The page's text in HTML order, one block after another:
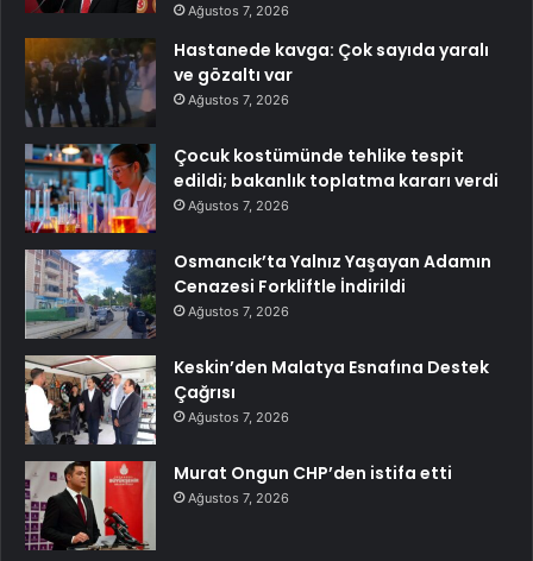
Ağustos 7, 2026
Hastanede kavga: Çok sayıda yaralı
ve gözaltı var
Ağustos 7, 2026
Çocuk kostümünde tehlike tespit
edildi; bakanlık toplatma kararı verdi
Ağustos 7, 2026
Osmancık’ta Yalnız Yaşayan Adamın
Cenazesi Forkliftle İndirildi
Ağustos 7, 2026
Keskin’den Malatya Esnafına Destek
Çağrısı
Ağustos 7, 2026
Murat Ongun CHP’den istifa etti
Ağustos 7, 2026